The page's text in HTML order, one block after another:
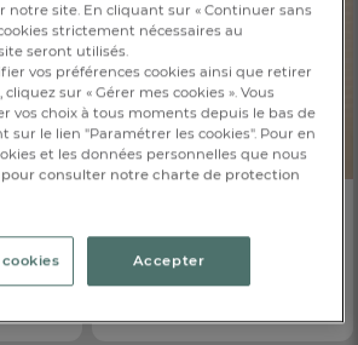
Poncho
Rêve de licornes
Dès39,00 €
notre site. En cliquant sur « Continuer sans
strictement nécessaires au
seront utilisés.
vos préférences cookies ainsi que retirer
sur « Gérer mes cookies ». Vous
vos choix à tous moments depuis le bas de
sur le lien "Paramétrer les cookies". Pour en
et les données personnelles que nous
consulter notre charte de protection
Accepter